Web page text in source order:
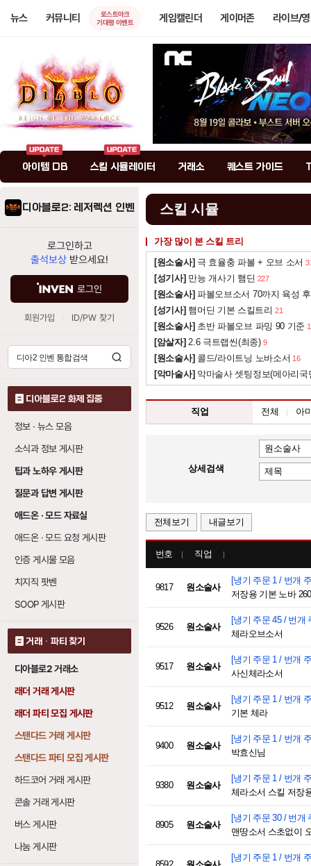
뉴스 커뮤니티
로스트아크
기대평 이벤트
게임캘린더 게이머존 라이브/
아이템 DB 스킬 시뮬레이터 거래소 퀘스트 가이드
디아블로2: 레저렉션 인벤
로그인하고
출석보상 받으세요!
로그인
회원가입 ID/PW 찾기
디아블로2 화제 집중
정보 · 뉴스 모음
소식과 정보 게시판
팁과 노하우 게시판
질문과 답변 게시판
애드온 · 모드 자료실
애드온 · 모드 요청 게시판
인증 게시물 모음
치지직 팟벤
SOOP 게시판
거래 · 파티 찾기
디아블로2 거래소
래더 거래 게시판
래더 파티 모집 게시판
스탠다드 거래 게시판
스탠다드 파티 모집 게시판
하드코어 거래 게시판
콘솔 거래 게시판
버스 게시판
나눔 게시판
스킬 시뮬
가장 많이 본 스킬 트리
[원소술사] 극 효율충 파볼 + 오브 소서
[성기사] 만능 개사기 햄딘 227
[원소술사] 파볼오브소서 70까지 육성
[성기사] 햄머딘 기본 스킬트리 21
[원소술사] 초반 파볼오브 파밍 90 기준
[암살자] 2.6 극트랩씬(최종) 9
[원소술사] 콜드/라이트닝 노바소서 16
[악마술사] 악마술사 셋팅정보(메아리국
직업 전체 아
상세검색
전체보기 내글보기
번호 직업
9817 원소술사
[냉기 주문 1 / 번개
저장용 기본 노바
9526 원소술사
[냉기 주문 45 / 번개
체라오브소서
9517 원소술사
[냉기 주문 1 / 번개
사신체라소서
9512 원소술사
[냉기 주문 1 / 번개
기본 체라
9400 원소술사
[냉기 주문 1 / 번개
박효신님
9380 원소술사
[냉기 주문 1 / 번개
체라소서 스킬 저장
8905 원소술사
[냉기 주문 30 / 번개
맨땅소서 스초없이
[냉기 주문 1 / 번개